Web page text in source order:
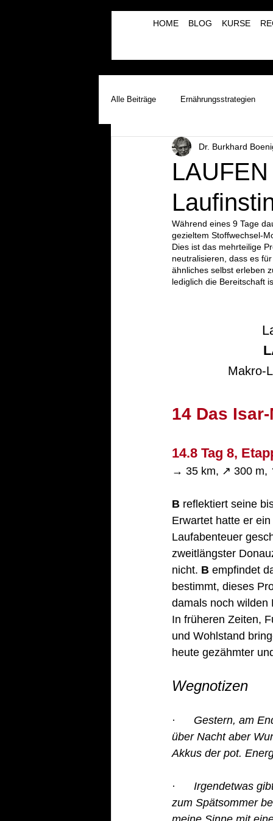
HOME BLOG KURSE
Alle Beiträge Ernährungsstrategien
Laufinstinkt+® Therapie & Training
Lauftherapie+Musiktherapie | λBVRM
Dr. Burkhard
Während eines 9 Tage
gezieltem Stoffwechsel-
Dies ist das mehrteilige
neutralisieren, dass es
ähnliches selbst erleben
lediglich die Bereitschaft
Makro-
14 Das
14.8 Tag 8,
→ 35 km, ↗︎ 300 m,
B reflektiert seine
Erwartet hatte er
Laufabenteuer
zweitlängster
nicht. B empfindet
bestimmt, dieses
damals noch wilden
In früheren Zeiten,
und Wohlstand
heute gezähmter
Wegnotizen
· Gestern, am
über Nacht aber
Akkus der pot.
· Irgendetwas
zum Spätsommer